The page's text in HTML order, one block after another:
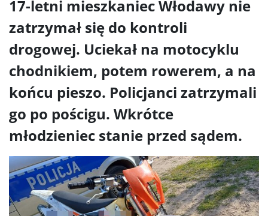
17-letni mieszkaniec Włodawy nie
zatrzymał się do kontroli
drogowej. Uciekał na motocyklu
chodnikiem, potem rowerem, a na
końcu pieszo. Policjanci zatrzymali
go po pościgu. Wkrótce
młodzieniec stanie przed sądem.